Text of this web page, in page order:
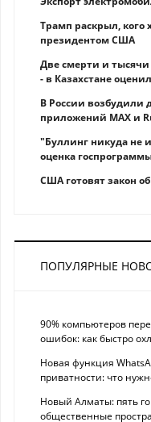
Трамп раскрыл,
президентом США
Две смерти и
- в Казахстане
В России возбудили
приложений MAX и
"Буллинг никуда не
оценка
США готовят закон
ПОПУЛЯРНЫЕ
90% компьютеров
ошибок: как быстро
Новая функция
приватности: что
Новый Алматы: пять
общественные